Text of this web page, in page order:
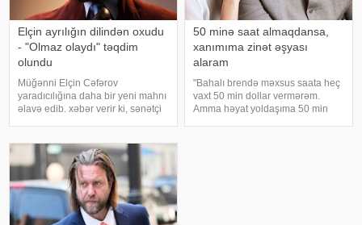
Elçin ayrılığın dilindən oxudu
- "Olmaz olaydı" təqdim
olundu
Müğənni Elçin Cəfərov
yaradıcılığına daha bir yeni mahnı
əlavə edib. xəbər verir ki, sənətçi
verib. . Bəstənin sözləri Rafael
Şabanova, musiqisi is
50 minə saat almaqdansa,
xanımıma zinət əşyası
alaram
"Bahalı brendə məxsus saata heç
vaxt 50 min dollar vermərəm.
Amma həyat yoldaşıma 50 min